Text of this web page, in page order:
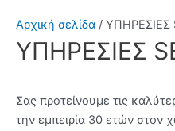
Αρχική σελίδα / ΥΠΗΡΕΣΙΕΣ
ΥΠΗΡΕΣΙΕΣ
Σας προτείνουμε τις
την εμπειρία 30 ετών στον